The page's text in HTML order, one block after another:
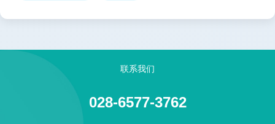
联系我们
028-6577-3762